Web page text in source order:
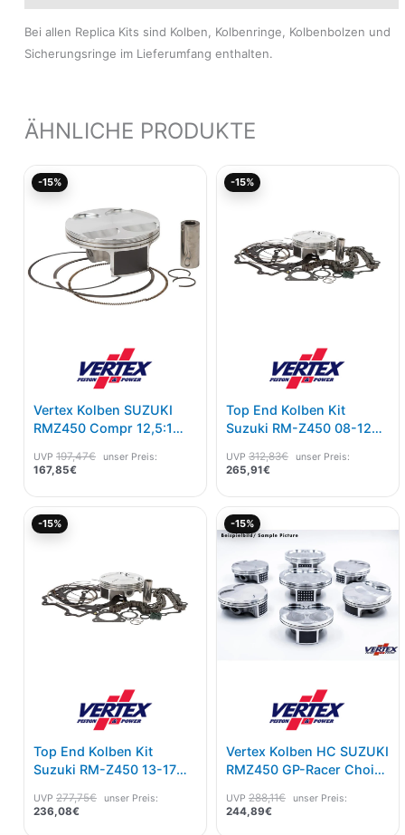
Bei allen Replica Kits sind Kolben, Kolbenringe, Kolbenbolzen und
Sicherungsringe im Lieferumfang enthalten.
ÄHNLICHE PRODUKTE
-15%
Vertex Kolben SUZUKI
RMZ450 Compr 12,5:1
UVP 197,47€
197,47€
unser Preis:
167,85€
167,85€.
-15%
Top End Kolben Kit
Suzuki RM-Z450 08-12
UVP 312,83€ unser Preis:
265,91€
-15%
Top End Kolben Kit
Suzuki RM-Z450 13-17
UVP 277,75€ unser Preis:
236,08€
-15%
Vertex Kolben HC SUZUKI
RMZ450 GP-Racer Choice
UVP 288,11€
war:
288,11€
unser Preis:
244,89€
ist:
244,89€.